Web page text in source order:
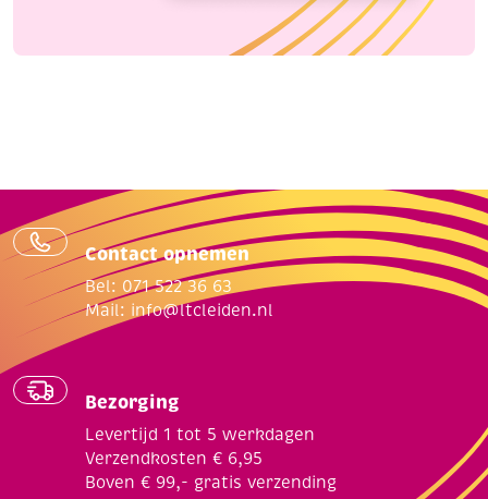
Contact opnemen
Bel: 071 522 36 63
Mail: info@ltcleiden.nl
Bezorging
Levertijd 1 tot 5 werkdagen
Verzendkosten € 6,95
Boven € 99,- gratis verzending